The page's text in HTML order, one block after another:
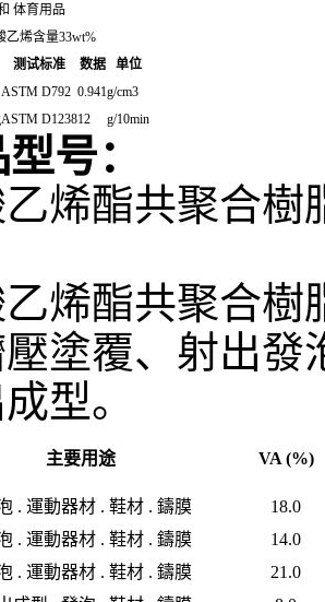
体育用品
乙烯含量33wt%
测试标准 数据
单位
ASTM D792 0.941g/cm3
ASTM D123812 g/10min
型号：
烯酯共聚合樹
烯酯共聚合樹
塗覆、射出發
型。
主要用途 VA (%)
. 運動器材 . 鞋材 . 鑄膜
18.0
. 運動器材 . 鞋材 . 鑄膜
14.0
. 運動器材 . 鞋材 . 鑄膜
21.0